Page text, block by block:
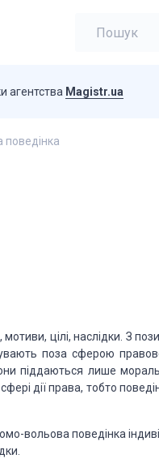
агентства Magistr.ua
поведінка
мотиви, цілі, на­слідки. З
позасферою
під­даються лише
дії права, тобто
вольова поведінка